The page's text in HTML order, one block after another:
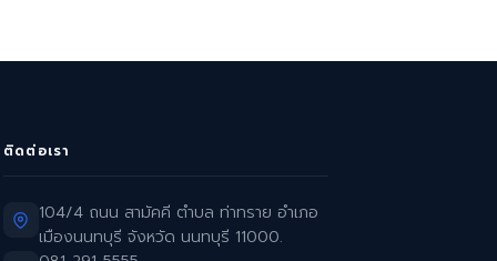
ติดต่อเรา
104/4 ถนน สามัคคี ตำบล ท่าทราย อำเภอ
เมืองนนทบุรี จังหวัด นนทบุรี 11000.